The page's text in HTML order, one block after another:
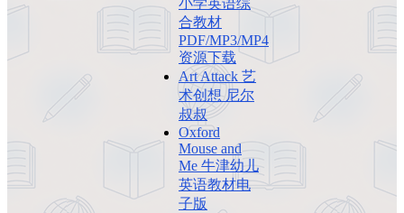
小学英语综
合教材
PDF/MP3/MP4
资源下载
Art Attack 艺
术创想 尼尔
叔叔
Oxford
Mouse and
Me 牛津幼儿
英语教材电
子版